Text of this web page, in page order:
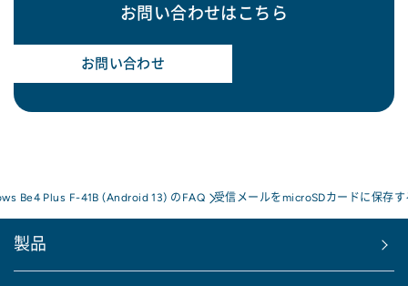
お問い合わせはこちら
お問い合わせ
Be4 Plus F-41B (Android 13) のFAQ 受信メールをmicroSDカードに保存
製品